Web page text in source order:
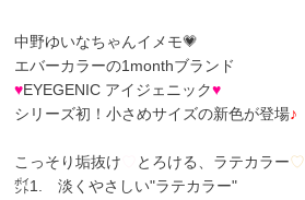
中野ゆいなちゃんイメモ💗
エバーカラーの1monthブランド
♥EYEGENIC アイジェニック♥
シリーズ初！小さめサイズの新色が登場♪
こっそり垢抜け とろける、ラテカラー♡
㌽1. 淡くやさしい"ラテカラー"